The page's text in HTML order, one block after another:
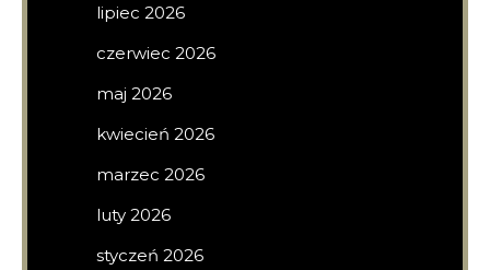
lipiec 2026
czerwiec 2026
maj 2026
kwiecień 2026
marzec 2026
luty 2026
styczeń 2026